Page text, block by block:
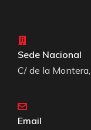
Sede Nacional
C/ de la
Email